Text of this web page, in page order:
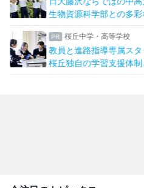
先生とマンツーマンで描
女子聖学院中学校高等学
英語グローバルとサイ
「新たな女子聖」への改